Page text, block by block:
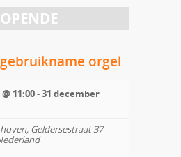
orgel
11:00-31 december
Geldersestraat 37